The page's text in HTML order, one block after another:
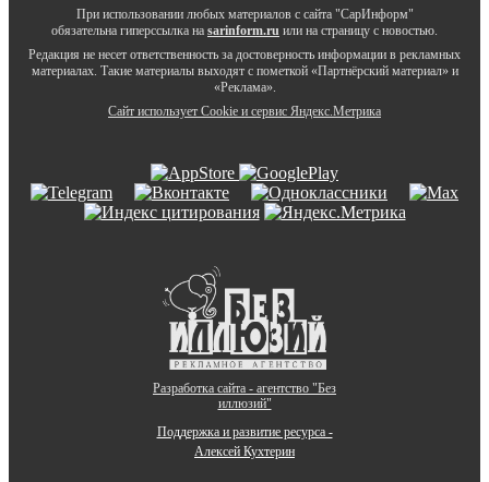
При использовании любых материалов с сайта "СарИнформ"
обязательна гиперссылка на sarinform.ru или на страницу с новостью.
Редакция не несет ответственность за достоверность информации в рекламных
материалах. Такие материалы выходят с пометкой «Партнёрский материал» и
«Реклама».
Сайт использует Cookie и сервиc Яндекс.Метрика
Разработка сайта - агентство "Без
иллюзий"
Поддержка и развитие ресурса -
Алексей Кухтерин